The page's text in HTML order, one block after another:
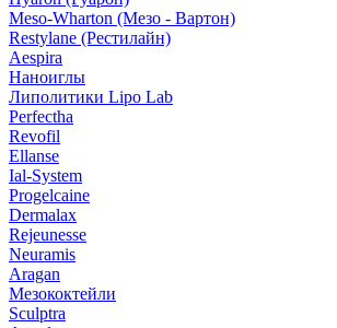
Meso-Wharton (Мезо - Вартон)
Restylane (Рестилайн)
Aespira
Наноиглы
Липолитики Lipo Lab
Perfectha
Revofil
Ellanse
Ial-System
Progelcaine
Dermalax
Rejeunesse
Neuramis
Aragan
Мезококтейли
Sculptra